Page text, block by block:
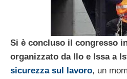
Si è concluso il congresso
organizzato da Ilo e Issa a
sicurezza sul lavoro, un